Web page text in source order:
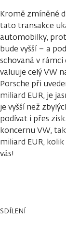
Kromě zmíněné
tato transakce
automobilky,
bude vyšší – a
schovaná v
valuuje celý VW
Porsche při
miliard EUR, je
je vyšší než
podívat i přes
koncernu VW,
miliard EUR,
vás!
SDÍLENÍ